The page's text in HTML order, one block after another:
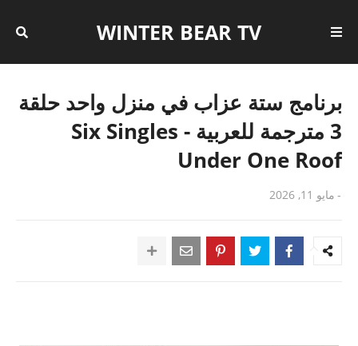
WINTER BEAR TV
برنامج ستة عزاب في منزل واحد حلقة
3 مترجمة للعربية - Six Singles
Under One Roof
- مايو 11, 2026